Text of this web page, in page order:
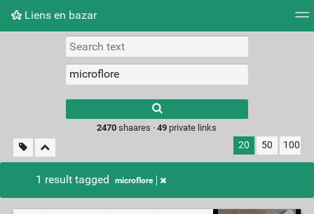
Liens en bazar
Picture wall
2470 shaares ·49 private links
20 50 100
1 result tagged microflore